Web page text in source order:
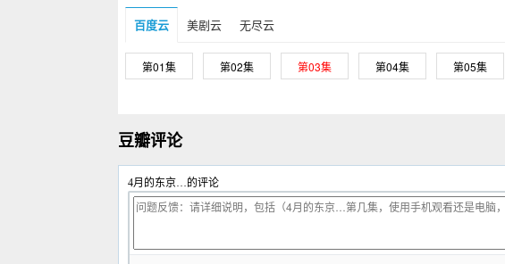
百度云 美剧云 无尽云
第01集 第02集 第03集 第04集 第05集
豆瓣评论
4月的东京…的评论